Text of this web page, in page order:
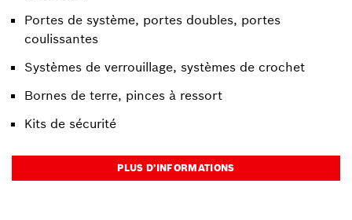
Portes de système, portes doubles, portes
coulissantes
Systèmes de verrouillage, systèmes de crochet
Bornes de terre, pinces à ressort
Kits de sécurité
PLUS D’INFORMATIONS